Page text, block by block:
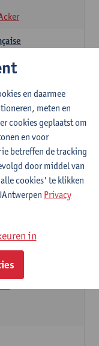
en daarmee
meten en
cookies geplaatst om
en voor
betreffen de tracking
door middel van
cookies' te klikken
Privacy
in